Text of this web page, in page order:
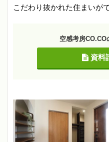
こだわり抜かれた住まいが
空感考房CO.CO
資料